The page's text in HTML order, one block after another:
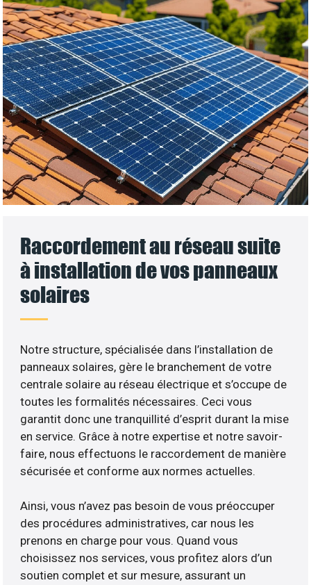
Raccordement au réseau suite
à installation de vos panneaux
solaires
Notre structure, spécialisée dans l’installation de
panneaux solaires, gère le branchement de votre
centrale solaire au réseau électrique et s’occupe de
toutes les formalités nécessaires. Ceci vous
garantit donc une tranquillité d’esprit durant la mise
en service. Grâce à notre expertise et notre savoir-
faire, nous effectuons le raccordement de manière
sécurisée et conforme aux normes actuelles.
Ainsi, vous n’avez pas besoin de vous préoccuper
des procédures administratives, car nous les
prenons en charge pour vous. Quand vous
choisissez nos services, vous profitez alors d’un
soutien complet et sur mesure, assurant un